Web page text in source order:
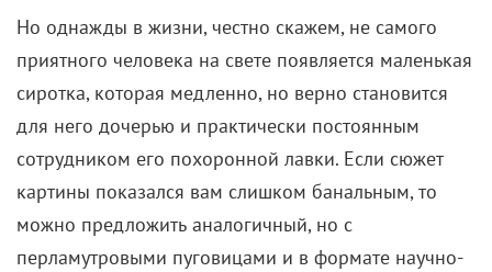
Но однажды в жизни, честно скажем, не самого
приятного человека на свете появляется маленькая
сиротка, которая медленно, но верно становится
для него дочерью и практически постоянным
сотрудником его похоронной лавки. Если сюжет
картины показался вам слишком банальным, то
можно предложить аналогичный, но с
перламутровыми пуговицами и в формате научно-